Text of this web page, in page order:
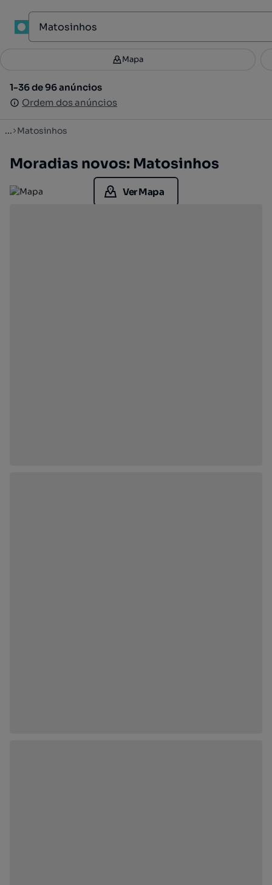
Filtros 3
1-36 de 96 anúncios
Ordem dos anúncios
Mapa
1-36 de 96 anúncios
Ordem dos anúncios
... Matosinhos
Moradias novos: Matosinhos
Ver Mapa